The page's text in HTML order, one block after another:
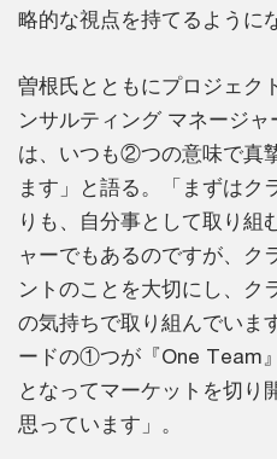
略的な視点を持てるように
曽根氏とともにプロジェク
ンサルティング マネージ
は、いつも②つの意味で真
ます」と語る。「まずはク
りも、自分事として取り組
ャーでもあるのですが、ク
ントのことを大切にし、ク
の気持ちで取り組んでいま
ードの①つが『One Team
となってマーケットを切り
思っています」。